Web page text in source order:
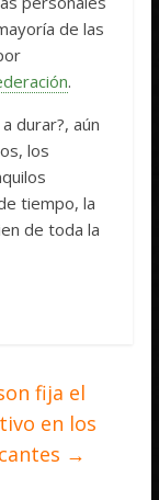
de las
.
durar?, aún
los
tiempo, la
de toda la
fija el
en los
→